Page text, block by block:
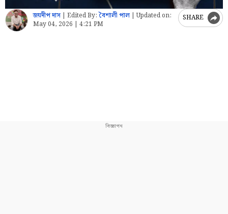
জয়দীপ দাস Edited By: বৈশালী পাল |Updated on:
May 04, 2026 | 4:21 PM
SHARE